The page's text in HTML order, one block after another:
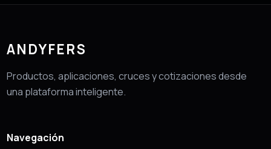
ANDYFERS
Productos, aplicaciones, cruces y cotizaciones desde
una plataforma inteligente.
Navegación